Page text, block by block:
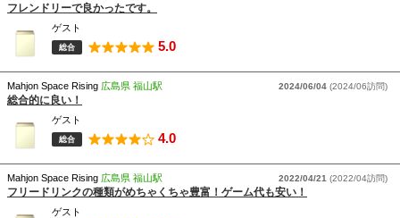
☆皆様のご来店お待ちしております☆
☆無料駐車場10台完備☆
【ご新規様限定】
★初めてのご来店で1ゲーム無料券を１０枚プレゼント★
フリーでのお友達ご紹介で
１ゲーム無料券5枚プレゼント！
ご紹介された方にも１ゲーム無料券を１０枚プレゼント！
フレンドリーで良かったです。
ゲスト
総合 5.0
Mahjon Space Rising 広島県 福山駅
総合的に良い！
2024/06/04(2024/06訪問)
ゲスト
総合 4.0
Mahjon Space Rising 広島県 福山駅
フリードリンクの種類がめちゃくちゃ豊富！ゲーム代も安い！
2022/04/21 (2022/04訪問)
ゲスト